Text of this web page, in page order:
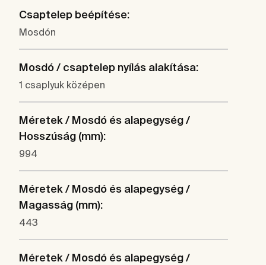
Csaptelep beépítése:
Mosdón
Mosdó / csaptelep nyílás alakítása:
1 csaplyuk középen
Méretek / Mosdó és alapegység /
Hosszúság (mm):
994
Méretek / Mosdó és alapegység /
Magasság (mm):
443
Méretek / Mosdó és alapegység /